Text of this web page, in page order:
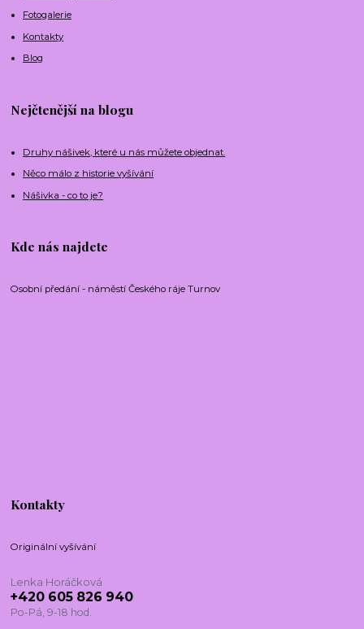
Fotogalerie
Kontakty
Blog
Nejčtenější na blogu
Druhy nášivek, které u nás můžete objednat.
Něco málo z historie vyšívání
Nášivka - co to je?
Kde nás najdete
Osobní předání - náměstí Českého ráje Turnov
Kontakty
Originální vyšívání
Lenka Horáčková
+420 605 826 940
Po-Pá, 9-18 hod.